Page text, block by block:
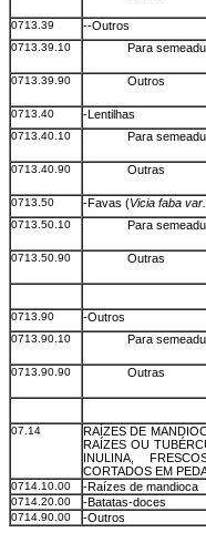
0713.39 --Outros
0713.39.10 Para
0713.39.90 Outros
0713.40 -Lentilhas
0713.40.10 Para
0713.40.90 Outras
0713.50 -Favas (Vicia faba
0713.50.10 Para
0713.50.90 Outras
0713.90 -Outros
0713.90.10 Para
0713.90.90 Outras
07.14
RAÍZES DE
RAÍZES OU
INULINA,
CORTADOS EM
0714.10.00 -Raízes de mandioca
0714.20.00 -Batatas-doces
0714.90.00 -Outros